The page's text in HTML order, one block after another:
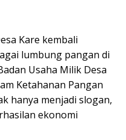
Kare kembali
lumbung pangan di
Usaha Milik Desa
Ketahanan Pangan
hanya menjadi slogan,
ekonomi